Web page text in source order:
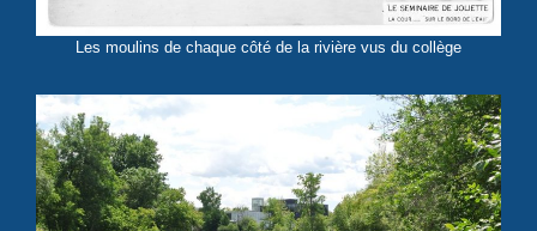
Les moulins de chaque côté de la rivière vus du collège